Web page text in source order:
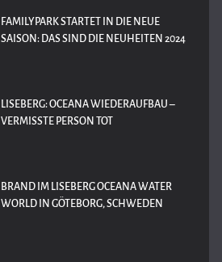
FAMILYPARK STARTET IN DIE NEUE
SAISON: DAS SIND DIE NEUHEITEN 2024
LISEBERG: OCEANA WIEDERAUFBAU –
VERMISSTE PERSON TOT
BRAND IM LISEBERG OCEANA WATER
WORLD IN GÖTEBORG, SCHWEDEN